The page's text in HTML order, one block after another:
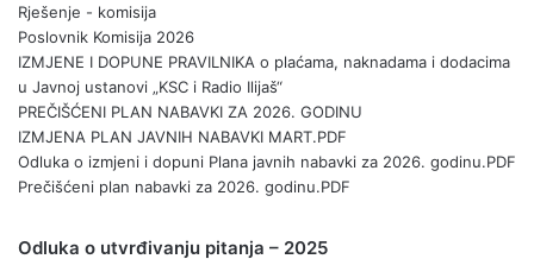
Rješenje - komisija
Poslovnik Komisija 2026
IZMJENE I DOPUNE PRAVILNIKA o plaćama, naknadama i dodacima
u Javnoj ustanovi „KSC i Radio Ilijaš“
PREČIŠĆENI PLAN NABAVKI ZA 2026. GODINU
IZMJENA PLAN JAVNIH NABAVKI MART.PDF
Odluka o izmjeni i dopuni Plana javnih nabavki za 2026. godinu.PDF
Prečišćeni plan nabavki za 2026. godinu.PDF
Odluka o utvrđivanju pitanja – 2025